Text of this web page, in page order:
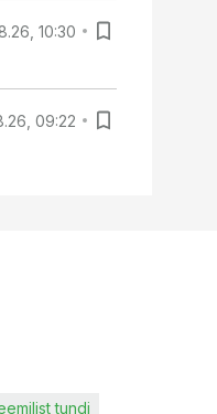
10:30
09:22
tundi